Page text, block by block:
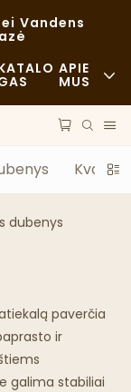
Vandens
APIE
MUS
Naujienos
Tvarumas
dubenys
paverčia
ir
galima stabiliai